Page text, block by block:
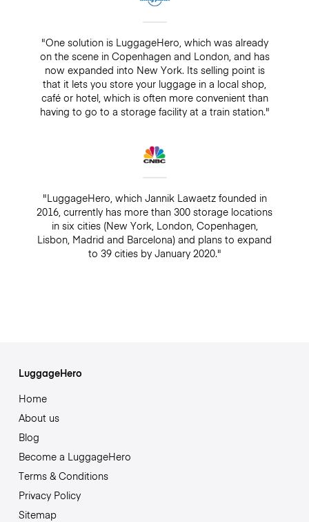
"One solution is LuggageHero, which was already
on the scene in Copenhagen and London, and has
now expanded into New York. Its selling point is
that it lets you store your luggage in a local shop,
café or hotel, which is often more convenient than
having to go to a storage facility at a train station."
"LuggageHero, which Jannik Lawaetz founded in
2016, currently has more than 300 storage locations
in six cities (New York, London, Copenhagen,
Lisbon, Madrid and Barcelona) and plans to expand
to 39 cities by January 2020."
LuggageHero
Home
About us
Blog
Become a LuggageHero
Terms & Conditions
Privacy Policy
Sitemap